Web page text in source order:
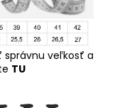
veľkosť a
TU